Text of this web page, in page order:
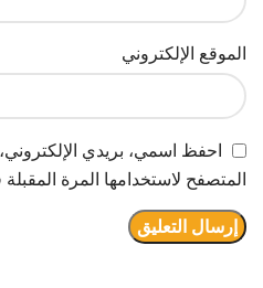
الموقع الإلكتروني
احفظ اسمي، بريدي
المتصفح لاستخدامها المرة